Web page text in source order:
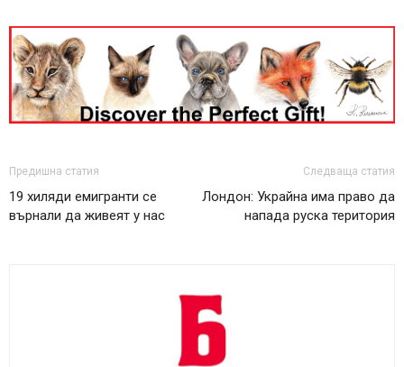
Предишна статия
19 хиляди емигранти се
върнали да живеят у нас
Следваща статия
Лондон: Украйна има право да
напада руска територия